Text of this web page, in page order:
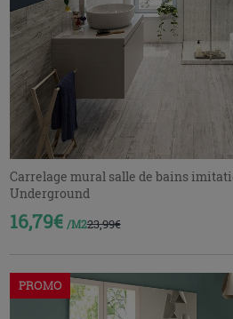
Carrelage mural salle de bains
Underground
16,79€ /M223,99€
PROMO